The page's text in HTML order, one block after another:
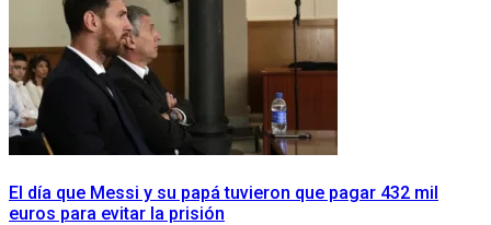
El día que Messi y su papá tuvieron que pagar 432 mil
euros para evitar la prisión